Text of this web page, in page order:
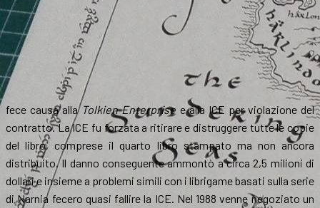
fece causa allaTolkien Enterprise e alla ICE per violazione del
contratto. La ICE fu forzata a ritirare e distruggere tutte le copie
del libro, comprese il quarto libro stampato ma non ancora
distribuito. Il danno conseguente ammontò a circa 2,5 milioni di
dollari e insieme a problemi simili con i librigame basati sulla serie
di Narnia fecero quasi fallire la ICE. Nel 1988 venne negoziato un